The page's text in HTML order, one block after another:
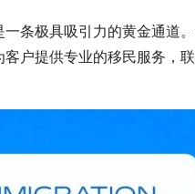
一条极具吸引力的黄金通道
户提供专业的移民服务，联